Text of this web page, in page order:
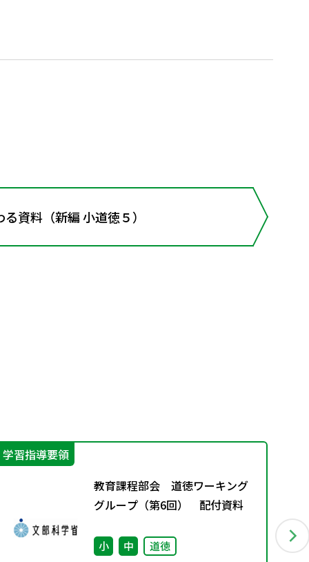
資料（新編 小道徳５）
学習指導要領
教育課程部会 道徳ワーキング
グループ（第6回） 配付資料
小 中 道徳